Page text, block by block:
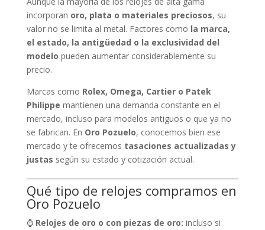
incorporan oro, plata o materiales preciosos, su
valor no se limita al metal. Factores como la marca,
el estado, la antigüedad o la exclusividad del
modelo pueden aumentar considerablemente su
precio.
Marcas como Rolex, Omega, Cartier o Patek
Philippe mantienen una demanda constante en el
mercado, incluso para modelos antiguos o que ya no
se fabrican. En Oro Pozuelo, conocemos bien ese
mercado y te ofrecemos tasaciones actualizadas y
justas según su estado y cotización actual.
Qué tipo de relojes compramos en
Oro Pozuelo
⌚ Relojes de oro o con piezas de oro: incluso si